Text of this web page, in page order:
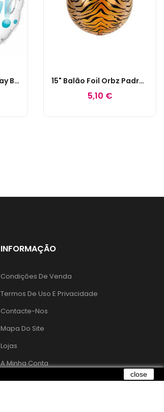
18" Balão Foil "Birthday Boy" Bolas Azuis 15" Balão Foil Orbz Padrão Tigre
5,10 €
INFORMAÇÃO
Condições De Venda
Termos De Uso E Privacidade
Contacte-Nos
Mapa Do Site
Lojas
A Minha Conta
Livro De Reclamações
close